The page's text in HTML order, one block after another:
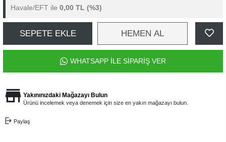
Havale/EFT ile 0,00 TL (%3)
SEPETE EKLE HEMEN AL
WHATSAPP İLE SİPARİŞ VER
Yakınınızdaki Mağazayı Bulun
Ürünü incelemek veya denemek için size en yakın mağazayı bulun.
Paylaş